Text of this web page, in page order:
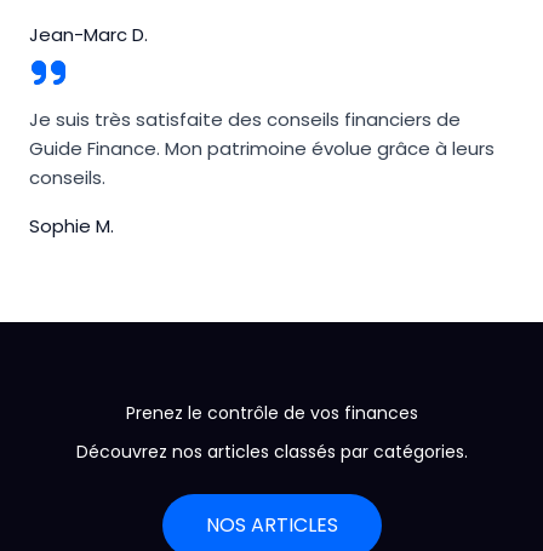
Jean-Marc D.
Je suis très satisfaite des conseils financiers de
Guide Finance. Mon patrimoine évolue grâce à leurs
conseils.
Sophie M.
Prenez le contrôle de vos finances
Découvrez nos articles classés par catégories.
NOS ARTICLES